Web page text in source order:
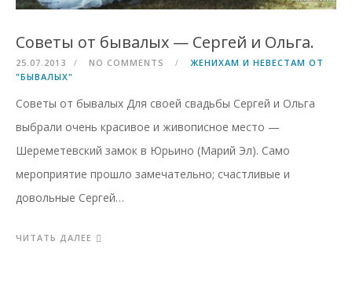
Советы от бывалых — Сергей и Ольга.
25.07.2013 NO COMMENTS
ЖЕНИХАМ И НЕВЕСТАМ ОТ
"БЫВАЛЫХ"
Советы от бывалых Для своей свадьбы Сергей и Ольга
выбрали очень красивое и живописное место —
Шереметевский замок в Юрьино (Марий Эл). Само
мероприятие прошло замечательно; счастливые и
довольные Сергей…
ЧИТАТЬ ДАЛЕЕ